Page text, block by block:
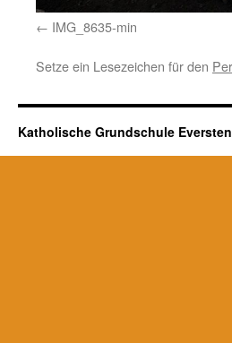
IMG_8635-min
Setze ein Lesezeichen für den
Katholische Grundschule Eversten